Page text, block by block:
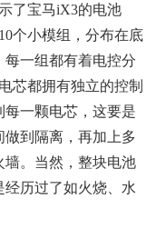
了宝马iX3的电池
个小模组，分布在底
一组都有着电控分
芯都拥有独立的控制
一颗电芯，这要是
到隔离，再加上多
墙。当然，整块电池
历过了如火烧、水